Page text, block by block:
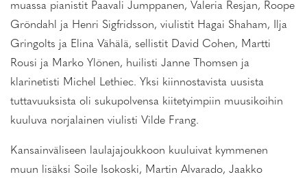
muassa pianistit Paavali Jumppanen, Valeria Resjan, Roope
Gröndahl ja Henri Sigfridsson, viulistit Hagai Shaham, Ilja
Gringolts ja Elina Vähälä, sellistit David Cohen, Martti
Rousi ja Marko Ylönen, huilisti Janne Thomsen ja
klarinetisti Michel Lethiec. Yksi kiinnostavista uusista
tuttavuuksista oli sukupolvensa kiitetyimpiin muusikoihin
kuuluva norjalainen viulisti Vilde Frang.
Kansainväliseen laulajajoukkoon kuuluivat kymmenen
muun lisäksi Soile Isokoski, Martin Alvarado, Jaakko